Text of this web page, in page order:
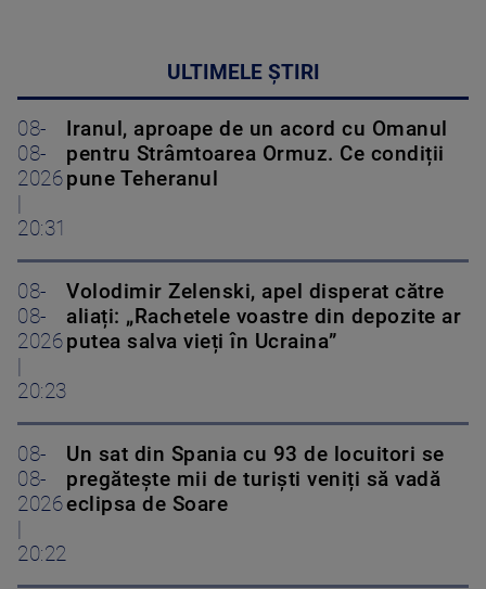
ULTIMELE ȘTIRI
08-
08-
2026
20:31
Iranul, aproape de un acord cu Omanul
pentru Strâmtoarea Ormuz. Ce condiții
pune Teheranul
08-
08-
2026
20:23
Volodimir Zelenski, apel disperat către
aliați: „Rachetele voastre din depozite ar
putea salva vieți în Ucraina”
08-
08-
2026
20:22
Un sat din Spania cu 93 de locuitori se
pregătește mii de turiști veniți să vadă
eclipsa de Soare